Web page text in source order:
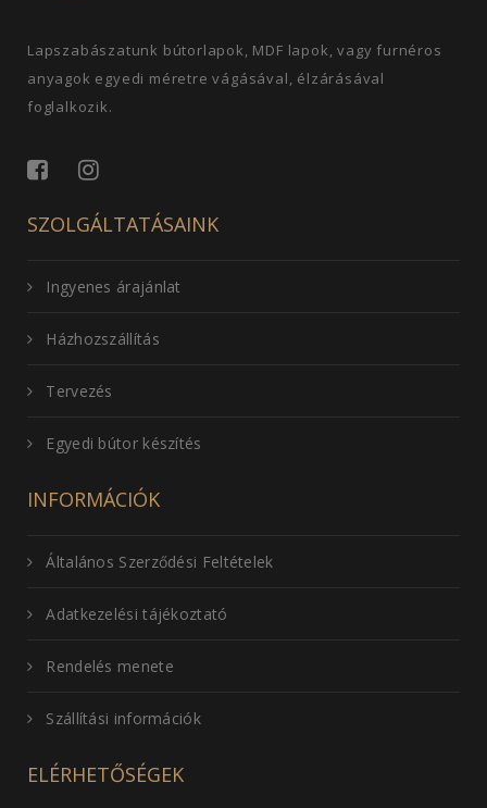
Lapszabászatunk bútorlapok, MDF lapok, vagy furnéros
anyagok egyedi méretre vágásával, élzárásával
foglalkozik.
SZOLGÁLTATÁSAINK
Ingyenes árajánlat
Házhozszállítás
Tervezés
Egyedi bútor készítés
INFORMÁCIÓK
Általános Szerződési Feltételek
Adatkezelési tájékoztató
Rendelés menete
Szállítási információk
ELÉRHETŐSÉGEK